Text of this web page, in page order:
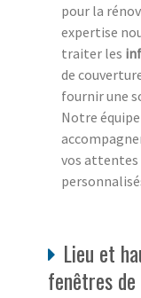
pour la
expertise
traiter les
de
fournir une
Notre
vos attentes
Lieu et
fenêtres